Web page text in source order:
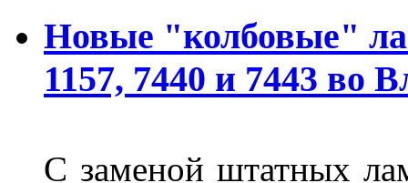
Новые "колбовые"
1157, 7440 и 7443 во
С заменой штатных